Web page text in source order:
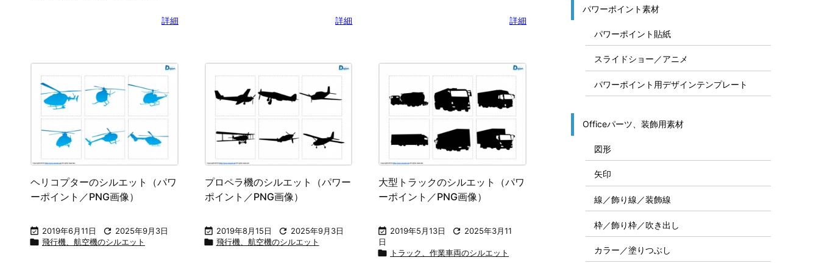
詳細 詳細 詳細
ヘリコプターのシルエット（パワ
ーポイント／PNG画像）
 2019年6月11日  2025年9月3日
 飛行機、航空機のシルエット
プロペラ機のシルエット（パワー
ポイント／PNG画像）
 2019年8月15日  2025年9月3日
 飛行機、航空機のシルエット
大型トラックのシルエット（パワ
ーポイント／PNG画像）
 2019年5月13日  2025年3月11
日
 トラック、作業車両のシルエット
パワーポイント素材
パワーポイント貼紙
スライドショー／アニメ
パワーポイント用デザインテンプレート
Officeパーツ、装飾用素材
図形
矢印
線／飾り線／装飾線
枠／飾り枠／吹き出し
カラー／塗りつぶし